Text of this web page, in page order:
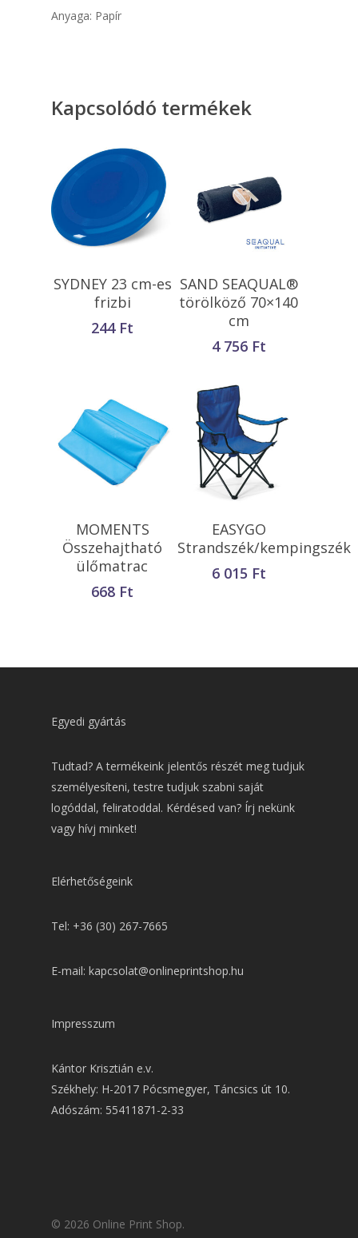
Anyaga: Papír
Kapcsolódó termékek
Opciók Választása
SYDNEY 23 cm-es
frizbi
244 Ft
Opciók Választása
SAND SEAQUAL®
törölköző 70×140
cm
4 756 Ft
Opciók Választása
MOMENTS
Összehajtható
ülőmatrac
668 Ft
Opciók Választása
EASYGO
Strandszék/kempingszék
6 015 Ft
Egyedi gyártás
Tudtad? A termékeink jelentős részét meg tudjuk
személyesíteni, testre tudjuk szabni saját
logóddal, feliratoddal. Kérdésed van? Írj nekünk
vagy hívj minket!
Elérhetőségeink
Tel: +36 (30) 267-7665
E-mail: kapcsolat@onlineprintshop.hu
Impresszum
Kántor Krisztián e.v.
Székhely: H-2017 Pócsmegyer, Táncsics út 10.
Adószám: 55411871-2-33
© 2026 Online Print Shop.